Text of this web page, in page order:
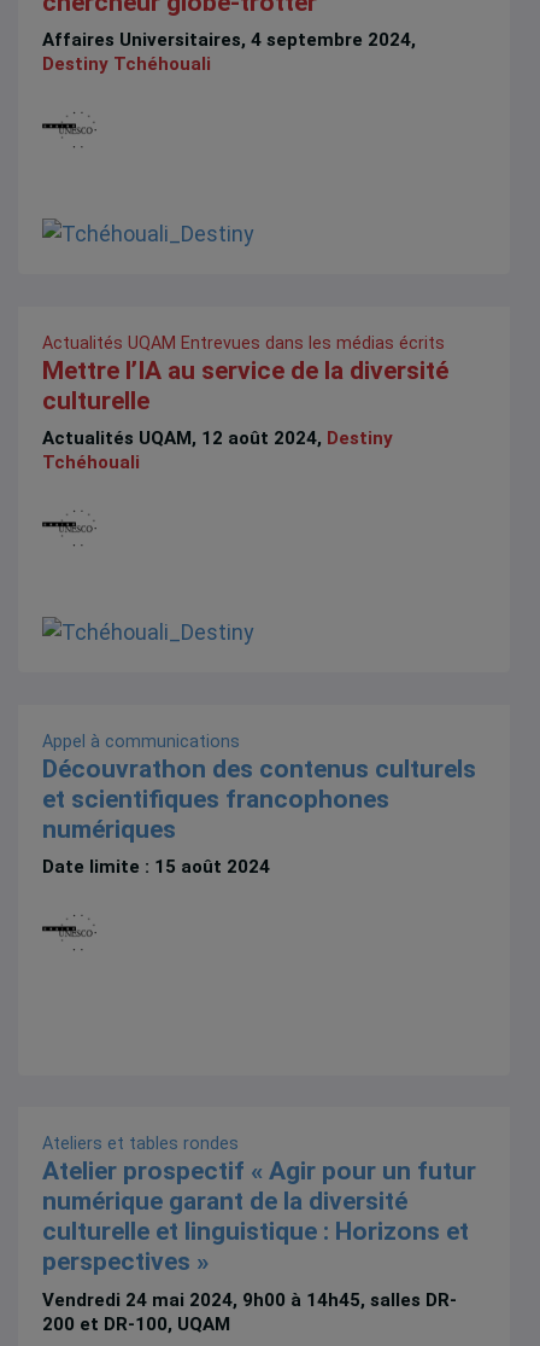
Affaires Universitaires, 4 septembre 2024,
Destiny Tchéhouali
Actualités UQAM Entrevues dans les médias écrits
Mettre l’IA au service de la diversité
culturelle
Actualités UQAM, 12 août 2024, Destiny
Tchéhouali
Appel à communications
Découvrathon des contenus culturels
et scientifiques francophones
numériques
Date limite : 15 août 2024
Ateliers et tables rondes
Atelier prospectif « Agir pour un futur
numérique garant de la diversité
culturelle et linguistique : Horizons et
perspectives »
Vendredi 24 mai 2024, 9h00 à 14h45, salles DR-
200 et DR-100, UQAM